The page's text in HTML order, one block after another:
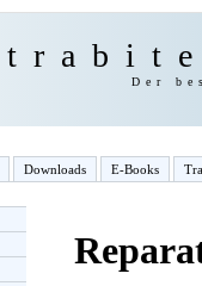
Der
Downloads E-Books